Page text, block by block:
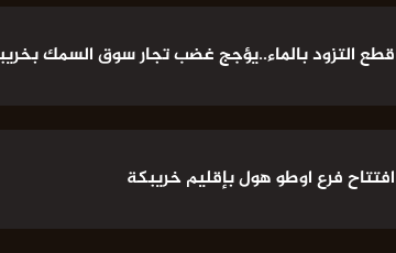
قطع التزود بالماء..يؤجج غضب تجار سوق السمك
افتتاح فرع اوطو هول بإقليم خريبكة